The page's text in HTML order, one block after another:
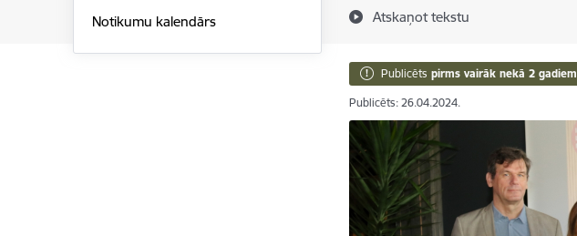
Atskaņot tekstu
Notikumu kalendārs
Publicēts pirms vairāk nekā 2 gadiem
Publicēts: 26.04.2024.